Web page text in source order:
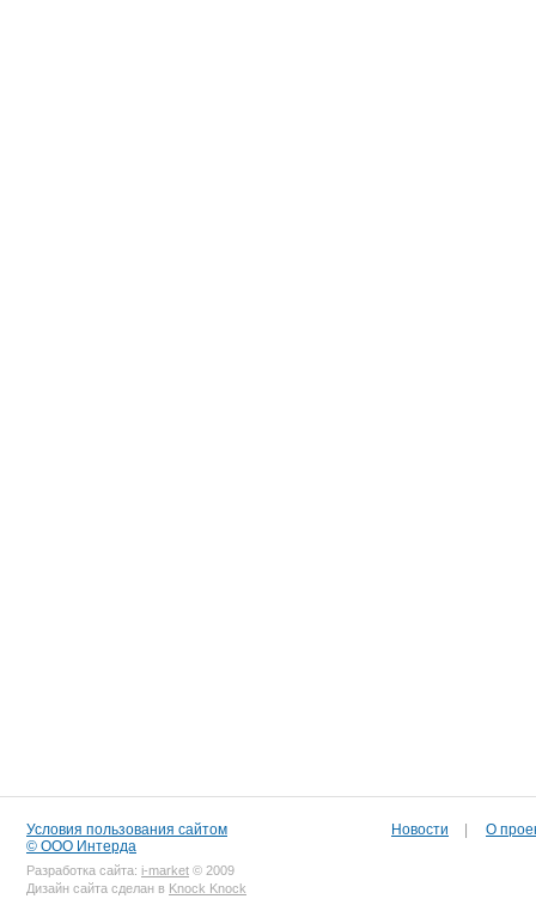
Условия пользования сайтом
© ООО Интерда
Разработка сайта: i-market © 2009
Дизайн сайта сделан в Knock Knock
Новости О